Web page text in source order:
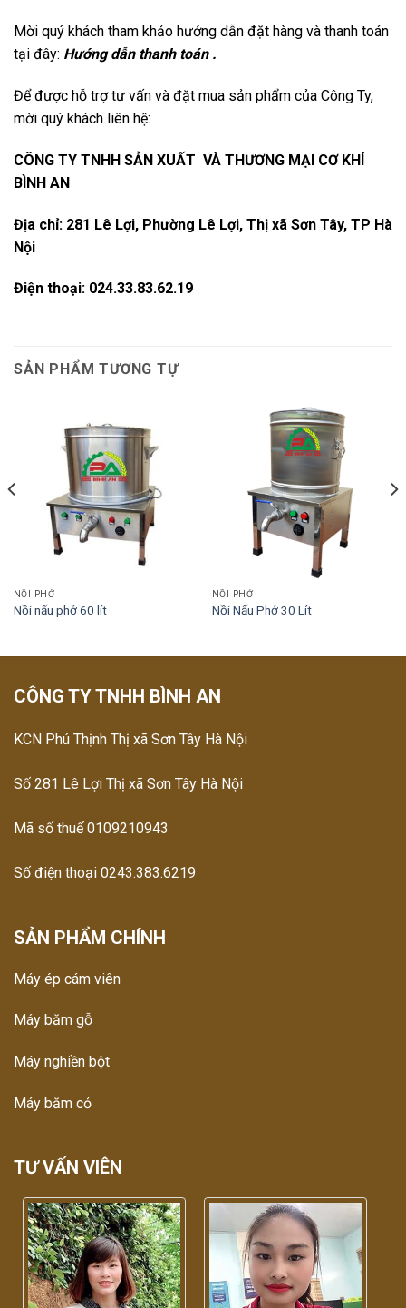
Mời quý khách tham khảo hướng dẫn đặt hàng và thanh toán
tại đây: Hướng dẫn thanh toán .
Để được hỗ trợ tư vấn và đặt mua sản phẩm của Công Ty,
mời quý khách liên hệ:
CÔNG TY TNHH SẢN XUẤT VÀ THƯƠNG MẠI CƠ KHÍ
BÌNH AN
Địa chỉ: 281 Lê Lợi, Phường Lê Lợi, Thị xã Sơn Tây, TP Hà
Nội
Điện thoại: 024.33.83.62.19
SẢN PHẨM TƯƠNG TỰ
NỒI PHỞ
Nồi nấu phở 60 lít
NỒI PHỞ
Nồi Nấu Phở 30 Lít
CÔNG TY TNHH BÌNH AN
KCN Phú Thịnh Thị xã Sơn Tây Hà Nội
Số 281 Lê Lợi Thị xã Sơn Tây Hà Nội
Mã số thuế 0109210943
Số điện thoại 0243.383.6219
SẢN PHẨM CHÍNH
Máy ép cám viên
Máy băm gỗ
Máy nghiền bột
Máy băm cỏ
TƯ VẤN VIÊN